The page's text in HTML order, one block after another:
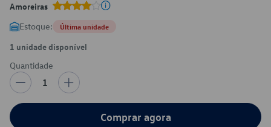
Amoreiras
Estoque: Última unidade
1 unidade disponível
Quantidade
1
Comprar agora